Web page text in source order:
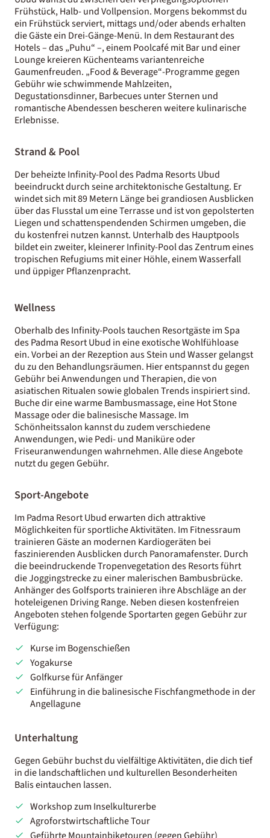
Frühstück, Halb- und Vollpension. Morgens bekommst du
ein Frühstück serviert, mittags und/oder abends erhalten
die Gäste ein Drei-Gänge-Menü. In dem Restaurant des
Hotels – das „Puhu“ –, einem Poolcafé mit Bar und einer
Lounge kreieren Küchenteams variantenreiche
Gaumenfreuden. „Food & Beverage“-Programme gegen
Gebühr wie schwimmende Mahlzeiten,
Degustationsdinner, Barbecues unter Sternen und
romantische Abendessen bescheren weitere kulinarische
Erlebnisse.
Strand & Pool
Der beheizte Infinity-Pool des Padma Resorts Ubud
beeindruckt durch seine architektonische Gestaltung. Er
windet sich mit 89 Metern Länge bei grandiosen Ausblicken
über das Flusstal um eine Terrasse und ist von gepolsterten
Liegen und schattenspendenden Schirmen umgeben, die
du kostenfrei nutzen kannst. Unterhalb des Hauptpools
bildet ein zweiter, kleinerer Infinity-Pool das Zentrum eines
tropischen Refugiums mit einer Höhle, einem Wasserfall
und üppiger Pflanzenpracht.
Wellness
Oberhalb des Infinity-Pools tauchen Resortgäste im Spa
des Padma Resort Ubud in eine exotische Wohlfühloase
ein. Vorbei an der Rezeption aus Stein und Wasser gelangst
du zu den Behandlungsräumen. Hier entspannst du gegen
Gebühr bei Anwendungen und Therapien, die von
asiatischen Ritualen sowie globalen Trends inspiriert sind.
Buche dir eine warme Bambusmassage, eine Hot Stone
Massage oder die balinesische Massage. Im
Schönheitssalon kannst du zudem verschiedene
Anwendungen, wie Pedi- und Maniküre oder
Friseuranwendungen wahrnehmen. Alle diese Angebote
nutzt du gegen Gebühr.
Sport-Angebote
Im Padma Resort Ubud erwarten dich attraktive
Möglichkeiten für sportliche Aktivitäten. Im Fitnessraum
trainieren Gäste an modernen Kardiogeräten bei
faszinierenden Ausblicken durch Panoramafenster. Durch
die beeindruckende Tropenvegetation des Resorts führt
die Joggingstrecke zu einer malerischen Bambusbrücke.
Anhänger des Golfsports trainieren ihre Abschläge an der
hoteleigenen Driving Range. Neben diesen kostenfreien
Angeboten stehen folgende Sportarten gegen Gebühr zur
Verfügung:
Kurse im Bogenschießen
Yogakurse
Golfkurse für Anfänger
Einführung in die balinesische Fischfangmethode in der
Angellagune
Unterhaltung
Gegen Gebühr buchst du vielfältige Aktivitäten, die dich tief
in die landschaftlichen und kulturellen Besonderheiten
Balis eintauchen lassen.
Workshop zum Inselkulturerbe
Agroforstwirtschaftliche Tour